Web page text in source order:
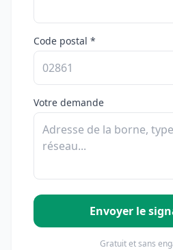
Code postal *
Votre demande
Envoyer le
Gratuit et sans